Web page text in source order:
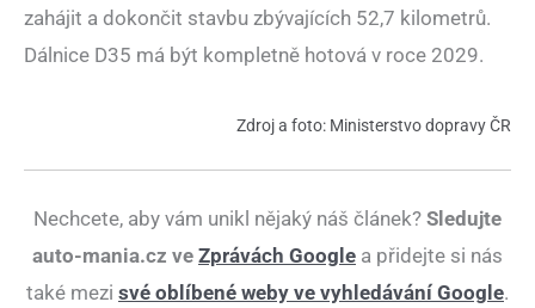
zahájit a dokončit stavbu zbývajících 52,7 kilometrů.
Dálnice D35 má být kompletně hotová v roce 2029.
Zdroj a foto: Ministerstvo dopravy ČR
Nechcete, aby vám unikl nějaký náš článek? Sledujte
auto-mania.cz ve Zprávách Google a přidejte si nás
také mezi své oblíbené weby ve vyhledávání Google.